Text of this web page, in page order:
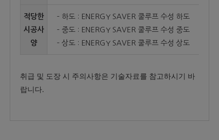
적당한
시공사
양
– 하도 : ENERGY SAVER 쿨루프 수성 하도
– 중도 : ENERGY SAVER 쿨루프 수성 중도
– 상도 : ENERGY SAVER 쿨루프 수성 상도
취급 및 도장 시 주의사항은 기술자료를 참고하시기 바
랍니다.